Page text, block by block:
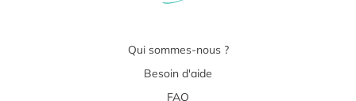
Qui sommes-nous ?
Besoin d'aide
FAQ